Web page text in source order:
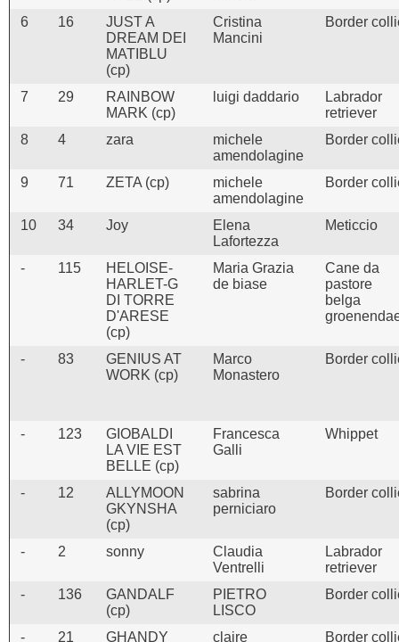
6 16
JUST A
DREAM DEI
MATIBLU
(cp)
Cristina
Mancini
Border
7 29
RAINBOW
MARK (cp)
luigi daddario
Labrador
retriever
8
4 zara
michele
amendolagine
Border
9 71 ZETA (cp)
michele
amendolagine
Border
10 34 Joy
Elena
Lafortezza
Meticcio
- 115
HELOISE-
HARLET-G
DI TORRE
D'ARESE
(cp)
Maria Grazia
de biase
Cane da
pastore
belga
- 83
GENIUS AT
WORK (cp)
Marco
Monastero
Border
- 123
GIOBALDI
LA VIE EST
BELLE (cp)
Francesca
Galli
Whippet
- 12
ALLYMOON
GKYNSHA
(cp)
sabrina
perniciaro
Border
- 2 sonny
Claudia
Ventrelli
Labrador
retriever
-
136
GANDALF
(cp)
PIETRO
LISCO
Border
- 21 GHANDY claire Border